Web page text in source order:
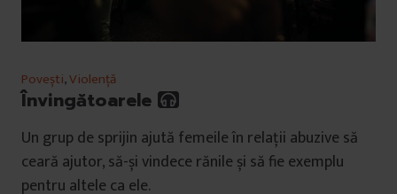
Povești,Violență
Învingătoarele
Un grup de sprijin ajută femeile în relații abuzive să
ceară ajutor, să-și vindece rănile și să fie exemplu
pentru altele ca ele.